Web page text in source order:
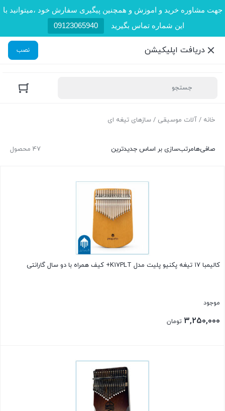
جهت مشاوره خرید و اموزش و همچنین پیگیری سفارش خود ،میتوانید با
این شماره تماس بگیرید
09123065940
دریافت اپلیکیشن نصب
خانه / آلات موسیقی / سازهای تیغه ای
47 محصول صافی‌هامرتب‌سازی بر اساس جدیدترین
کالیمبا ۱۷ تیغه پکنیو پلیت مدل K17PLT+ کیف همراه با دو سال گارانتی
موجود
3,250,000 تومان